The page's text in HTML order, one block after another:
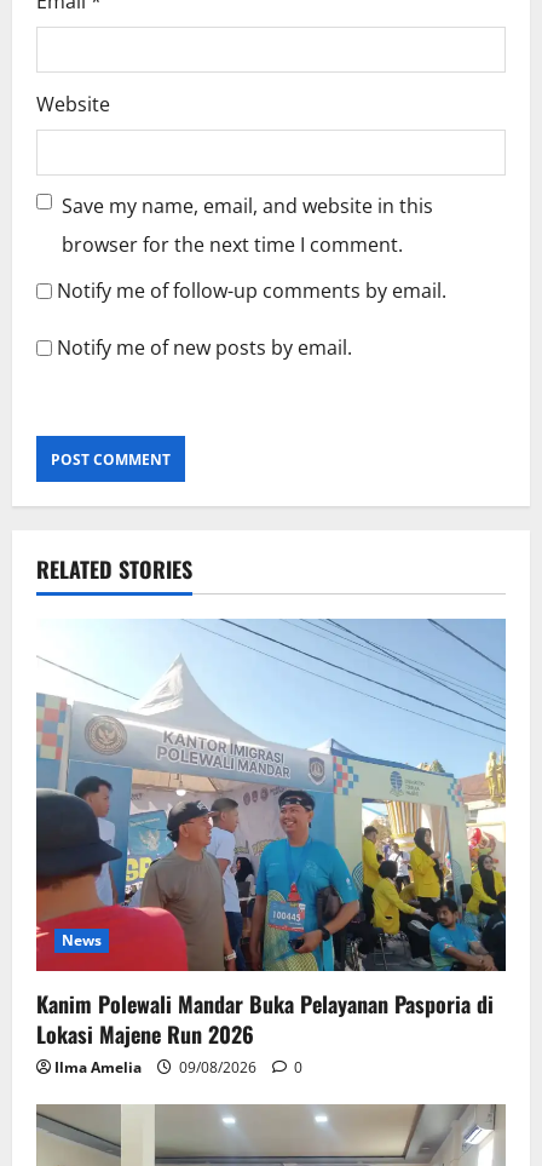
Website
Save my name, email, and website in this
browser for the next time I comment.
Notify me of follow-up comments by email.
Notify me of new posts by email.
RELATED STORIES
News
Kanim Polewali Mandar Buka Pelayanan Pasporia di
Lokasi Majene Run 2026
Ilma Amelia 09/08/2026 0